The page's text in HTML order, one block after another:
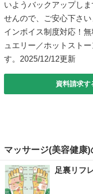
いようバックアップし
せんので、ご安心下さ
インボイス制度対応！
ュエリー／ホットスト
す。2025/12/12更新
資料請求す
マッサージ(美容健康
足裏リフ